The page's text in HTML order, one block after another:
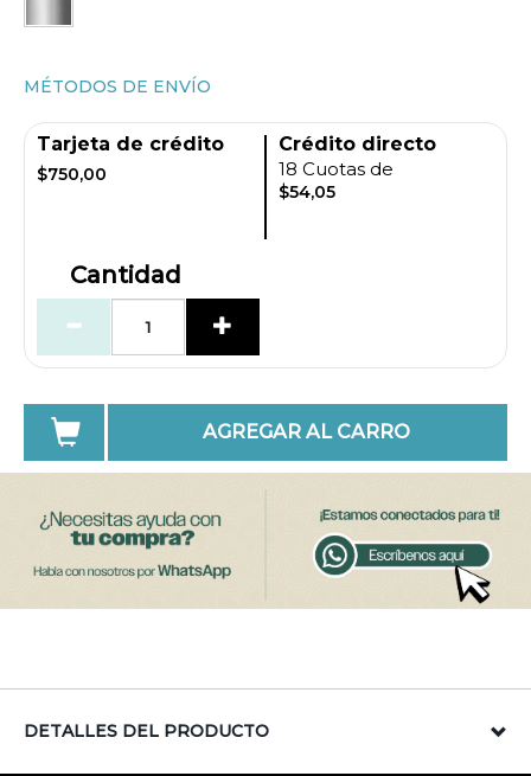
MÉTODOS DE ENVÍO
Tarjeta de crédito
$750,00
Crédito directo
18 Cuotas de
$54,05
Cantidad
AGREGAR AL CARRO
DETALLES DEL PRODUCTO